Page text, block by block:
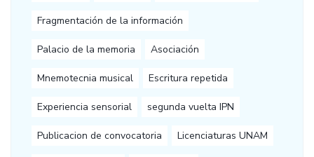
Fragmentación de la información
Palacio de la memoria Asociación
Mnemotecnia musical Escritura repetida
Experiencia sensorial segunda vuelta IPN
Publicacion de convocatoria Licenciaturas UNAM